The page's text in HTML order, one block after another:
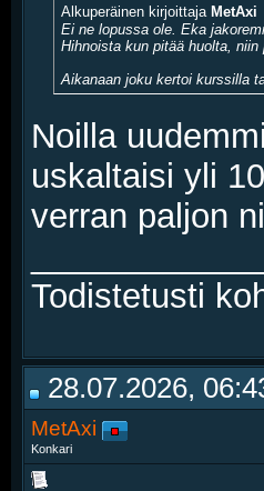
Alkuperäinen kirjoittaja MetAxi
Ei ne lopussa ole. Eka
Hihnoista kun pitää huolta, niin
Aikanaan joku kertoi kurssilla
Noilla
uskaltaisi yli
verran paljon
Todistetusti
28.07.2026,
MetAxi
Konkari